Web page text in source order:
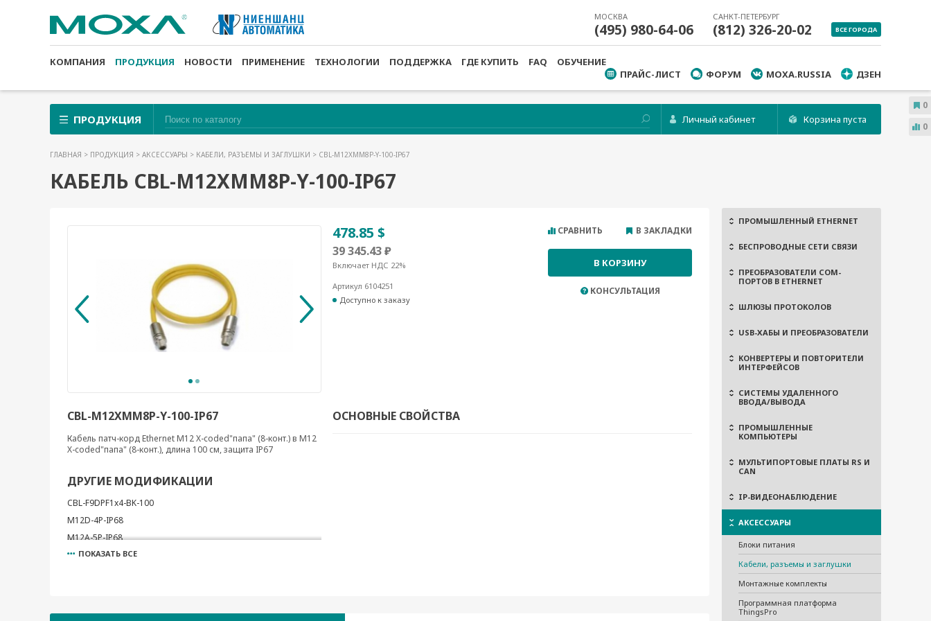
МОСКВА
(495) 980-64-06
САНКТ-ПЕТЕРБУРГ
(812) 326-20-02 ВСЕ ГОРОДА
КОМПАНИЯ ПРОДУКЦИЯ НОВОСТИ ПРИМЕНЕНИЕ ТЕХНОЛОГИИ ПОДДЕРЖКА ГДЕ КУПИТЬ FAQ
ОБУЧЕНИЕ
ПРАЙС-ЛИСТ
ФОРУМ MOXA.RUSSIA ДЗЕН
ПРОДУКЦИЯ Личный кабинет Корзина пуста
ГЛАВНАЯ > ПРОДУКЦИЯ > АКСЕССУАРЫ > КАБЕЛИ, РАЗЪЕМЫ И ЗАГЛУШКИ > CBL-M12XMM8P-Y-100-IP67
КАБЕЛЬ CBL-M12XMM8P-Y-100-IP67
ПРОМЫШЛЕННЫЙ ETHERNET
БЕСПРОВОДНЫЕ СЕТИ СВЯЗИ
ПРЕОБРАЗОВАТЕЛИ COM-
ПОРТОВ В ETHERNET
ШЛЮЗЫ ПРОТОКОЛОВ
USB-ХАБЫ И ПРЕОБРАЗОВАТЕЛИ
КОНВЕРТЕРЫ И ПОВТОРИТЕЛИ
ИНТЕРФЕЙСОВ
СИСТЕМЫ УДАЛЕННОГО
ВВОДА/ВЫВОДА
ПРОМЫШЛЕННЫЕ
КОМПЬЮТЕРЫ
МУЛЬТИПОРТОВЫЕ ПЛАТЫ RS И
CAN
IP-ВИДЕОНАБЛЮДЕНИЕ
АКСЕССУАРЫ
Блоки питания
Кабели, разъемы и заглушки
Монтажные комплекты
Программная платформа
ThingsPro
478.85 $
39 345.43 ₽
Включает НДС 22%
Артикул 6104251
Доступно к заказу
СРАВНИТЬ В ЗАКЛАДКИ
В КОРЗИНУ
КОНСУЛЬТАЦИЯ
CBL-M12XMM8P-Y-100-IP67
Кабель патч-корд Ethernet M12 X-coded"папа" (8-конт.) в M12
X-coded"папа" (8-конт.), длина 100 см, защита IP67
ДРУГИЕ МОДИФИКАЦИИ
CBL-F9DPF1x4-BK-100
M12D-4P-IP68
M12A-5P-IP68
A-CAP-M12F-M
ПОКАЗАТЬ ВСЕ
ОСНОВНЫЕ СВОЙСТВА
0
0